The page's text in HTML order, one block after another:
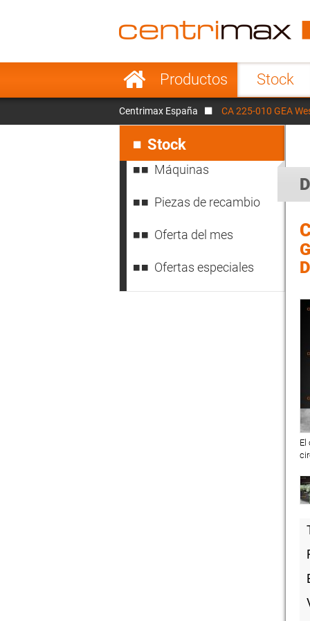
Saltar
navegaciónProductos Stock
France
Italy
Sweden
Denmark
Centrimax España
CA 225-010 GEA
navegación
Stock
Máquinas
Piezas de recambio
Oferta del mes
Ofertas especiales
El